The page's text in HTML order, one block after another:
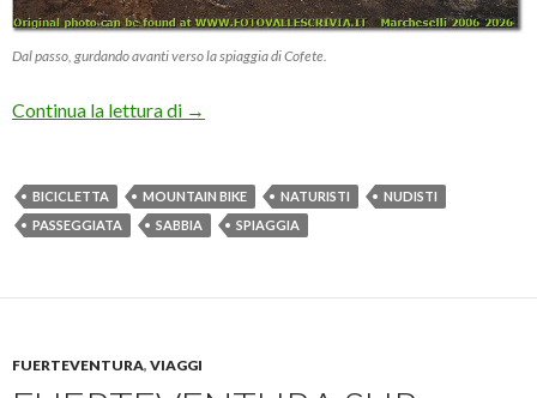
Dal passo, gurdando avanti verso la spiaggia di Cofete.
Continua la lettura di Fuerteventura Sur – Playa de Cofete
→
BICICLETTA MOUNTAIN BIKE NATURISTI
NUDISTI
PASSEGGIATA
SABBIA SPIAGGIA
FUERTEVENTURA, VIAGGI